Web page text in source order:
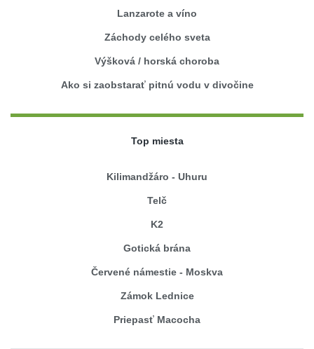
Lanzarote a víno
Záchody celého sveta
Výšková / horská choroba
Ako si zaobstarať pitnú vodu v divočine
Top miesta
Kilimandžáro - Uhuru
Telč
K2
Gotická brána
Červené námestie - Moskva
Zámok Lednice
Priepasť Macocha